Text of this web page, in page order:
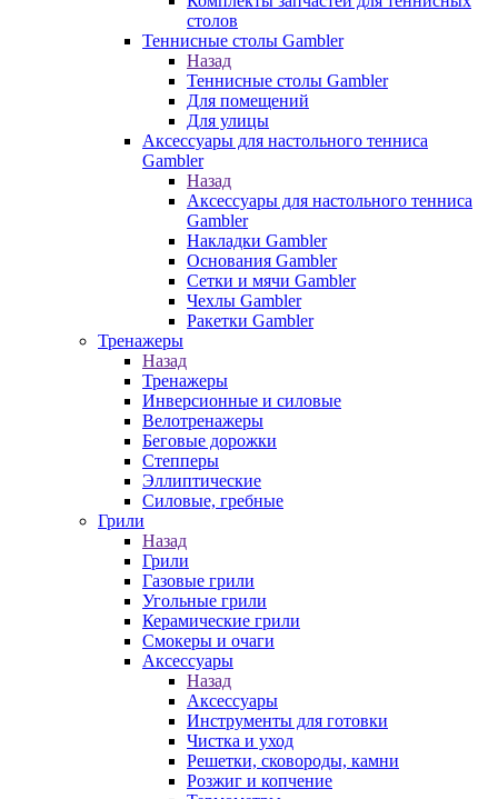
столов
Теннисные столы Gambler
Назад
Теннисные столы Gambler
Для помещений
Для улицы
Аксессуары для настольного тенниса
Gambler
Назад
Аксессуары для настольного тенниса
Gambler
Накладки Gambler
Основания Gambler
Сетки и мячи Gambler
Чехлы Gambler
Ракетки Gambler
Тренажеры
Назад
Тренажеры
Инверсионные и силовые
Велотренажеры
Беговые дорожки
Степперы
Эллиптические
Силовые, гребные
Грили
Назад
Грили
Газовые грили
Угольные грили
Керамические грили
Смокеры и очаги
Аксессуары
Назад
Аксессуары
Инструменты для готовки
Чистка и уход
Решетки, сковороды, камни
Розжиг и копчение